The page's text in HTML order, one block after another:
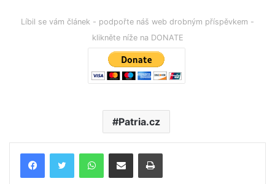
Líbil se vám článek - podpořte náš web drobným příspěvkem -
klikněte níže na DONATE
Patria.cz
Poslat emailem